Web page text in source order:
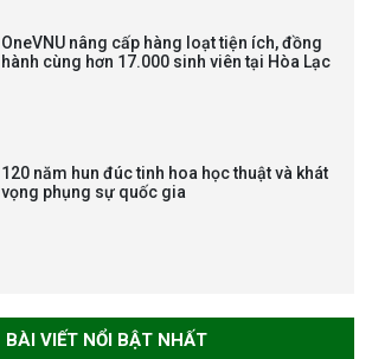
vị trí việc làm chức danh nghề
nghiệp chuyên môn dùng
Bảo vệ luận án tiến sĩ của NCS
OneVNU nâng cấp hàng loạt tiện ích, đồng
hành cùng hơn 17.000 sinh viên tại Hòa Lạc
120 năm hun đúc tinh hoa học thuật và khát
vọng phụng sự quốc gia
BÀI VIẾT NỔI BẬT NHẤT